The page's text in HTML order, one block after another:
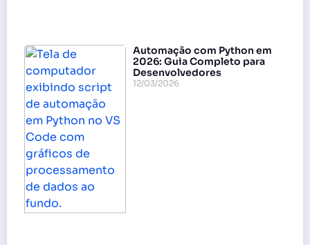
Automação com Python em
2026: Guia Completo para
Desenvolvedores
12/03/2026